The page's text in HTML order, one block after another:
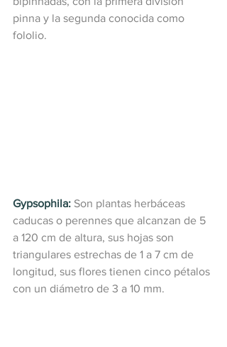
pinna y la segunda conocida como
fololio.
Gypsophila: Son plantas herbáceas
caducas o perennes que alcanzan de 5
a 120 cm de altura, sus hojas son
triangulares estrechas de 1 a 7 cm de
longitud, sus flores tienen cinco pétalos
con un diámetro de 3 a 10 mm.